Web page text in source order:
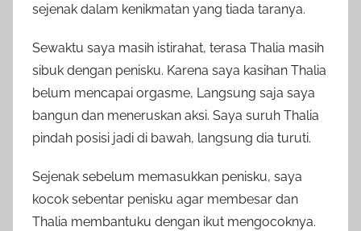
sejenak dalam kenikmatan yang tiada taranya.
Sewaktu saya masih istirahat, terasa Thalia masih
sibuk dengan penisku. Karena saya kasihan Thalia
belum mencapai orgasme, Langsung saja saya
bangun dan meneruskan aksi. Saya suruh Thalia
pindah posisi jadi di bawah, langsung dia turuti.
Sejenak sebelum memasukkan penisku, saya
kocok sebentar penisku agar membesar dan
Thalia membantuku dengan ikut mengocoknya.